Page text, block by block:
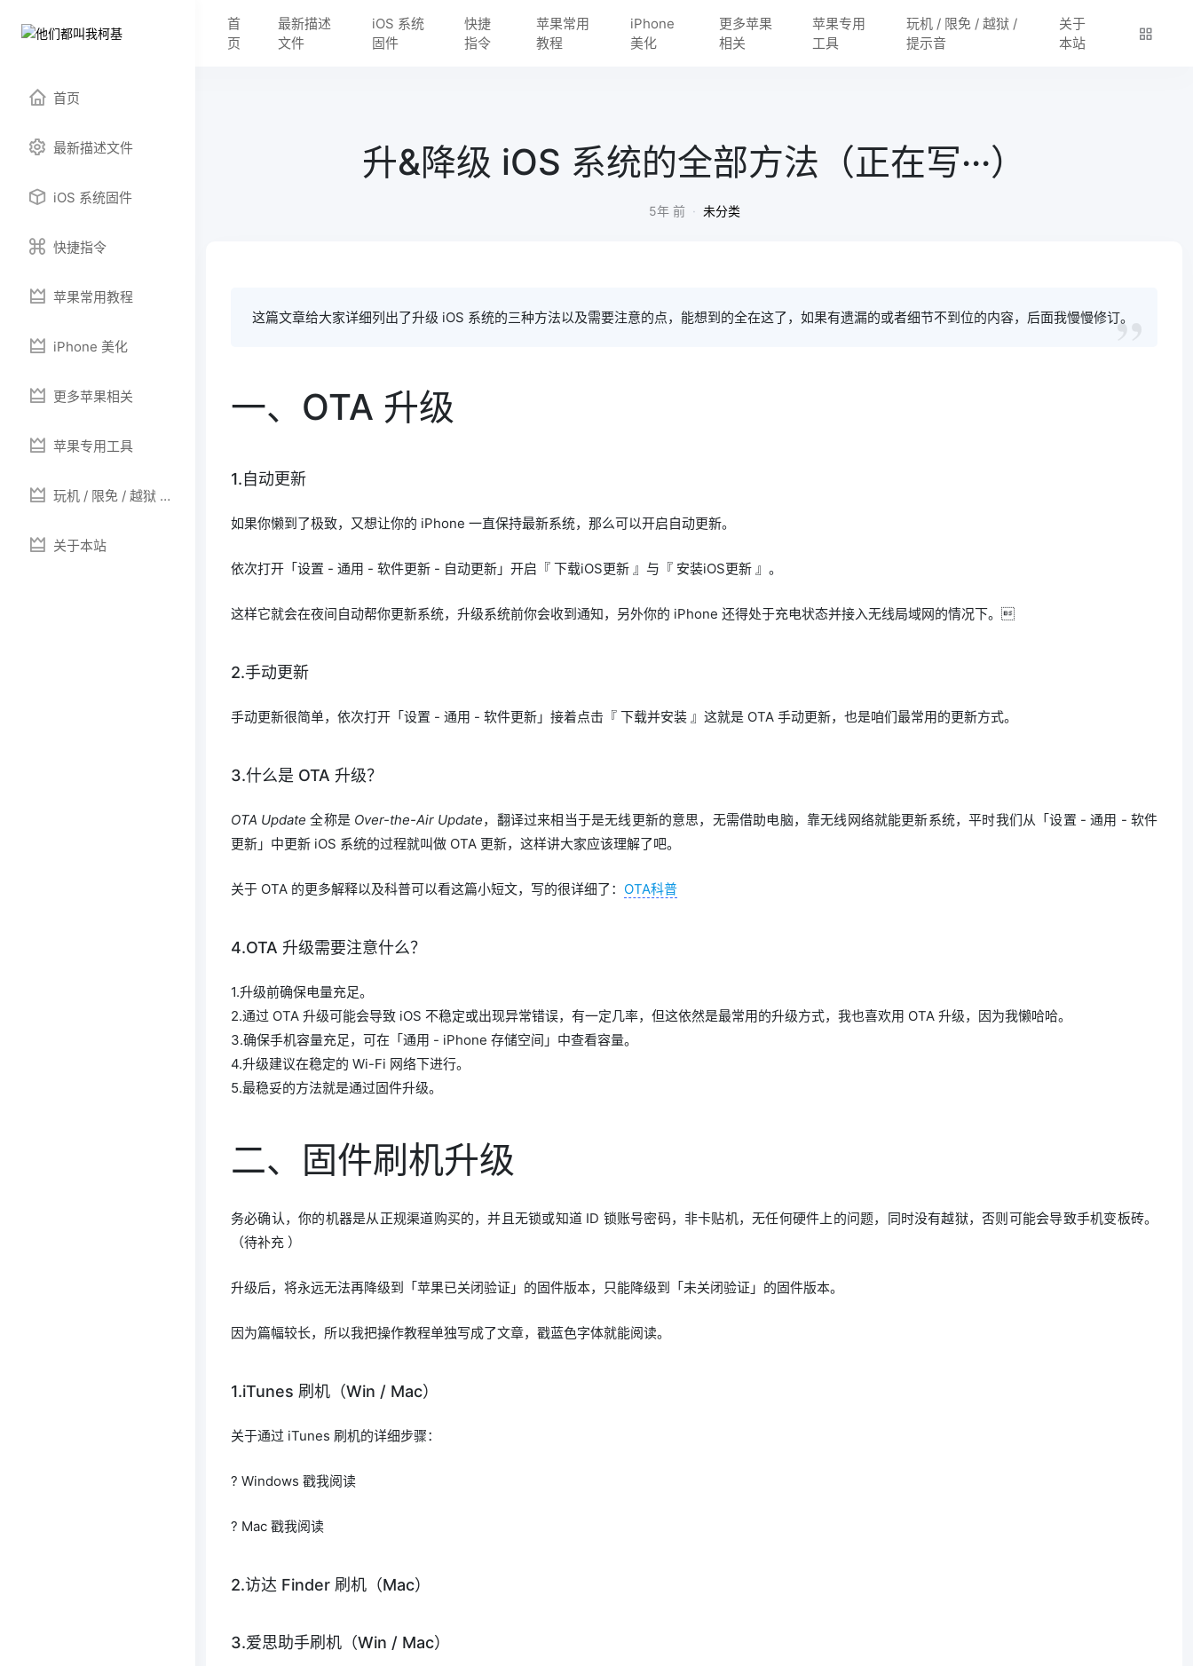
首页
最新描述文件
iOS 系统固件
快捷指令
苹果常用教程
iPhone 美化
更多苹果相关
苹果专用工具
玩机 / 限免 / 越狱 /
关于本站
首
页
最新描述
文件
iOS 系统
固件
快捷
指令
苹果常用
教程
iPhone
美化
更多苹果
相关
苹果专用
工具
玩机 / 限免 / 越狱 /
提示音
关于
本站
升&降级 iOS 系统的全部方法（正在写···）
5年 前 · 未分类
这篇文章给大家详细列出了升级 iOS 系统的三种方法以及需要注意的点，能想到的全在这了，如果有遗漏的或者细节不到位的内容，后面我慢慢修订。
一、OTA 升级
1.自动更新
如果你懒到了极致，又想让你的 iPhone 一直保持最新系统，那么可以开启自动更新。
依次打开「设置 - 通用 - 软件更新 - 自动更新」开启『 下载iOS更新 』与『 安装iOS更新 』。
这样它就会在夜间自动帮你更新系统，升级系统前你会收到通知，另外你的 iPhone 还得处于充电状态并接入无线局域网的情况下。
2.手动更新
手动更新很简单，依次打开「设置 - 通用 - 软件更新」接着点击『 下载并安装 』这就是 OTA 手动更新，也是咱们最常用的更新方式。
3.什么是 OTA 升级？
OTA Update全称是 Over-the-Air Update，翻译过来相当于是无线更新的意思，无需借助电脑，靠无线网络就能更新系统，平时我们从「设置 - 通用 - 软件
更新」中更新 iOS 系统的过程就叫做 OTA 更新，这样讲大家应该理解了吧。
关于 OTA 的更多解释以及科普可以看这篇小短文，写的很详细了： OTA科普
4.OTA 升级需要注意什么？
1.升级前确保电量充足。
2.通过 OTA 升级可能会导致 iOS 不稳定或出现异常错误，有一定几率，但这依然是最常用的升级方式，我也喜欢用 OTA 升级，因为我懒哈哈。
3.确保手机容量充足，可在「通用 - iPhone 存储空间」中查看容量。
4.升级建议在稳定的 Wi-Fi 网络下进行。
5.最稳妥的方法就是通过固件升级。
二、固件刷机升级
务必确认，你的机器是从正规渠道购买的，并且无锁或知道 ID 锁账号密码，非卡贴机，无任何硬件上的问题，同时没有越狱，否则可能会导致手机变板砖。
（待补充 ）
升级后，将永远无法再降级到「苹果已关闭验证」的固件版本，只能降级到「未关闭验证」的固件版本。
因为篇幅较长，所以我把操作教程单独写成了文章，戳蓝色字体就能阅读。
1.iTunes 刷机（Win / Mac）
关于通过 iTunes 刷机的详细步骤：
? Windows 戳我阅读
? Mac 戳我阅读
2.访达 Finder 刷机（Mac）
3.爱思助手刷机（Win / Mac）